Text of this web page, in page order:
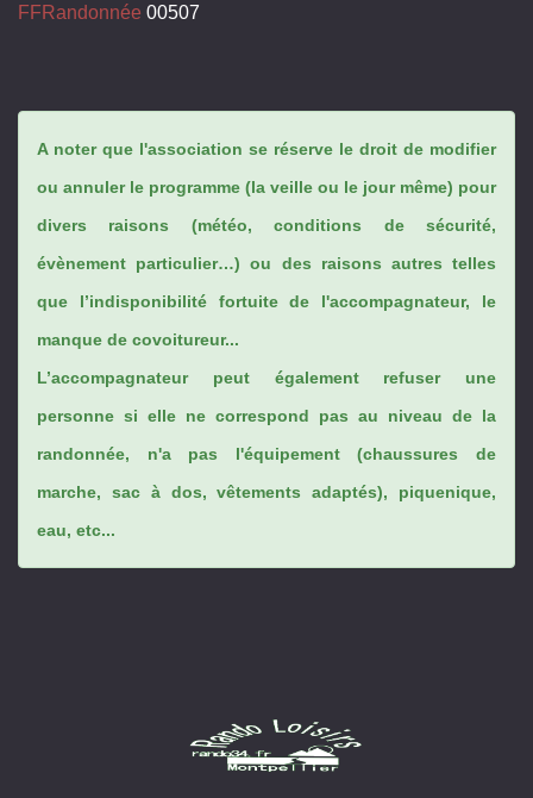
FFRandonnée 00507
A noter que l'association se réserve le droit de modifier
ou annuler le programme (la veille ou le jour même) pour
divers raisons (météo, conditions de sécurité,
évènement particulier…) ou des raisons autres telles
que l’indisponibilité fortuite de l'accompagnateur, le
manque de covoitureur...
L’accompagnateur peut également refuser une
personne si elle ne correspond pas au niveau de la
randonnée, n'a pas l'équipement (chaussures de
marche, sac à dos, vêtements adaptés), piquenique,
eau, etc...